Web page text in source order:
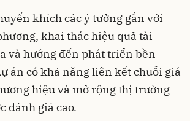
khích các ý tưởng gắn với
khai thác hiệu quả tài
và hướng đến phát triển bền
án có khả năng liên kết chuỗi giá
hiệu và mở rộng thị trường
đánh giá cao.